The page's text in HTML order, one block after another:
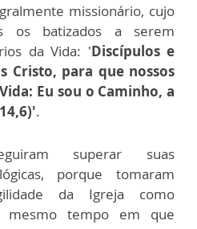
missionário, cujo
os batizados a serem
da Vida: 'Discípulos e
Cristo, para que nossos
Eu sou o Caminho, a
.
superar suas
porque tomaram
da Igreja como
mesmo tempo em que